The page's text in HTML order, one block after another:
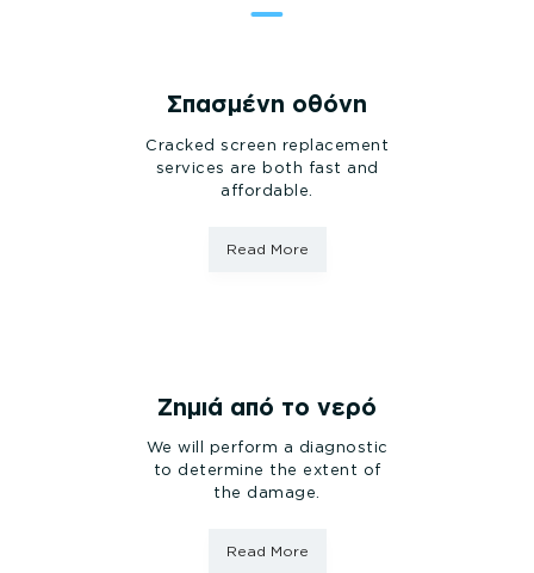
Σπασμένη οθόνη
Cracked screen replacement
services are both fast and
affordable.
Read More
Ζημιά από το νερό
We will perform a diagnostic
to determine the extent of
the damage.
Read More